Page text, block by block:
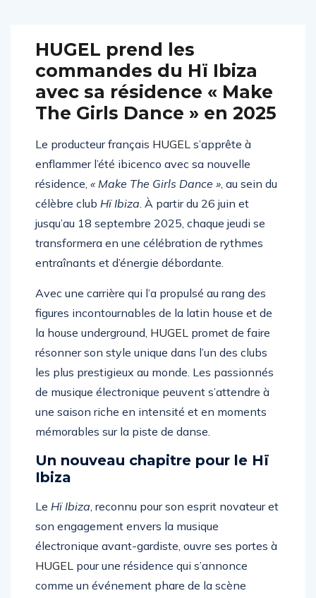
HUGEL prend les
commandes du Hï Ibiza
avec sa résidence « Make
The Girls Dance » en 2025
Le producteur français HUGEL s’apprête à
enflammer l’été ibicenco avec sa nouvelle
résidence, « Make The Girls Dance », au sein du
célèbre club Hï Ibiza. À partir du 26 juin et
jusqu’au 18 septembre 2025, chaque jeudi se
transformera en une célébration de rythmes
entraînants et d’énergie débordante.
Avec une carrière qui l’a propulsé au rang des
figures incontournables de la latin house et de
la house underground, HUGEL promet de faire
résonner son style unique dans l’un des clubs
les plus prestigieux au monde. Les passionnés
de musique électronique peuvent s’attendre à
une saison riche en intensité et en moments
mémorables sur la piste de danse.
Un nouveau chapitre pour le Hï
Ibiza
Le Hï Ibiza, reconnu pour son esprit novateur et
son engagement envers la musique
électronique avant-gardiste, ouvre ses portes à
HUGEL pour une résidence qui s’annonce
comme un événement phare de la scène